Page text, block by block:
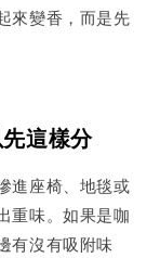
來變香，而是先
這樣分
進座椅、地毯或
重味。如果是咖
有沒有吸附味